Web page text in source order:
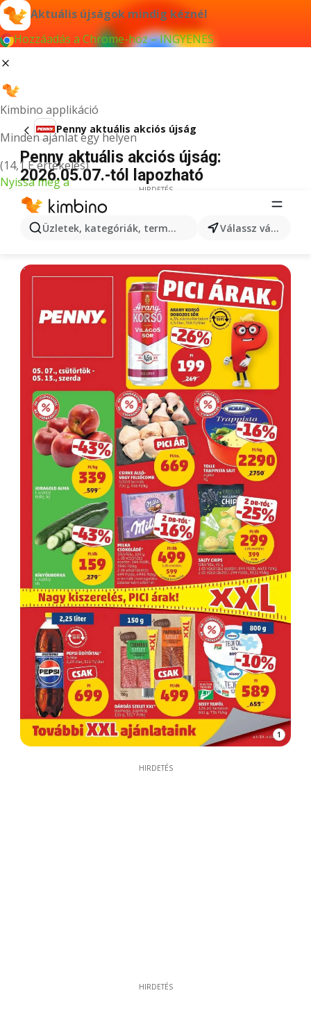
Aktuális újságok mindig kéznél
Hozzáadás a Chrome-hoz – INGYENES
Kimbino applikáció
Minden ajánlat egy helyen
(14,1 E értékelés)
Nyissa meg a
Üzletek, kategóriák, termékek keresése... Válassz várost
Penny aktuális akciós újság
Penny aktuális akciós újság:
2026.05.07.-tól lapozható
HIRDETÉS
1
HIRDETÉS
HIRDETÉS